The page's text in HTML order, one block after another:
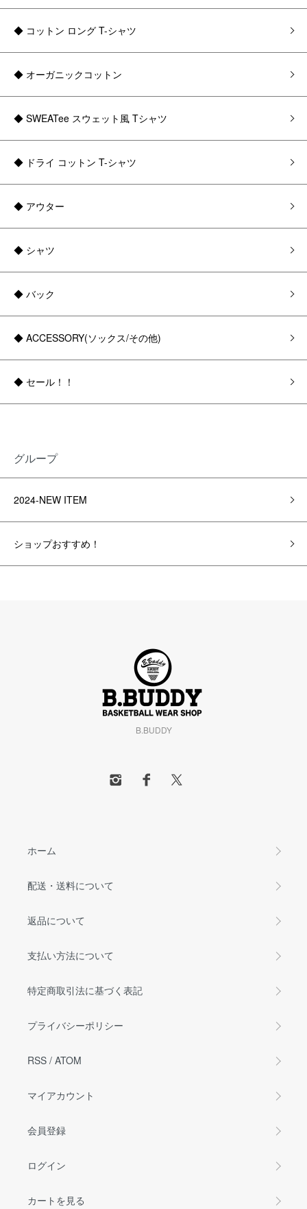
◆ コットン ロング T-シャツ
◆ オーガニックコットン
◆ SWEATee スウェット風 Tシャツ
◆ ドライ コットン T-シャツ
◆ アウター
◆ シャツ
◆ バック
◆ ACCESSORY(ソックス/その他)
◆ セール！！
グループ
2024-NEW ITEM
ショップおすすめ！
B.BUDDY
ホーム
配送・送料について
返品について
支払い方法について
特定商取引法に基づく表記
プライバシーポリシー
RSS / ATOM
マイアカウント
会員登録
ログイン
カートを見る